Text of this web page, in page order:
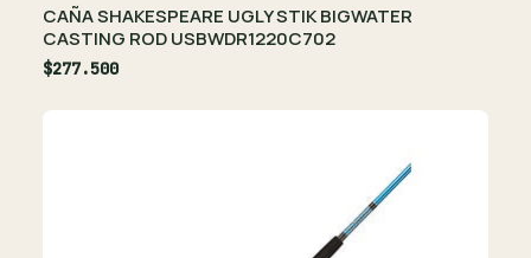
CAÑA SHAKESPEARE UGLY STIK BIGWATER
CASTING ROD USBWDR1220C702
$277.500